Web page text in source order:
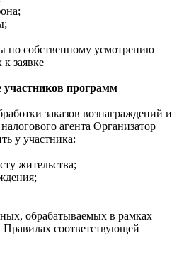
по собственному усмотрению
заявке
программ
заказов вознаграждений и
агента Организатор
у участника:
жительства;
обрабатываемых в рамках
соответствующей